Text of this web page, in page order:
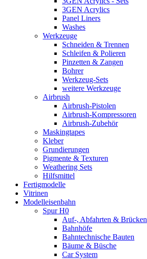
3GEN Acrylics
Panel Liners
Washes
Werkzeuge
Schneiden & Trennen
Schleifen & Polieren
Pinzetten & Zangen
Bohrer
Werkzeug-Sets
weitere Werkzeuge
Airbrush
Airbrush-Pistolen
Airbrush-Kompressoren
Airbrush-Zubehör
Maskingtapes
Kleber
Grundierungen
Pigmente & Texturen
Weathering Sets
Hilfsmittel
Fertigmodelle
Vitrinen
Modelleisenbahn
Spur H0
Auf-, Abfahrten & Brücken
Bahnhöfe
Bahntechnische Bauten
Bäume & Büsche
Car System